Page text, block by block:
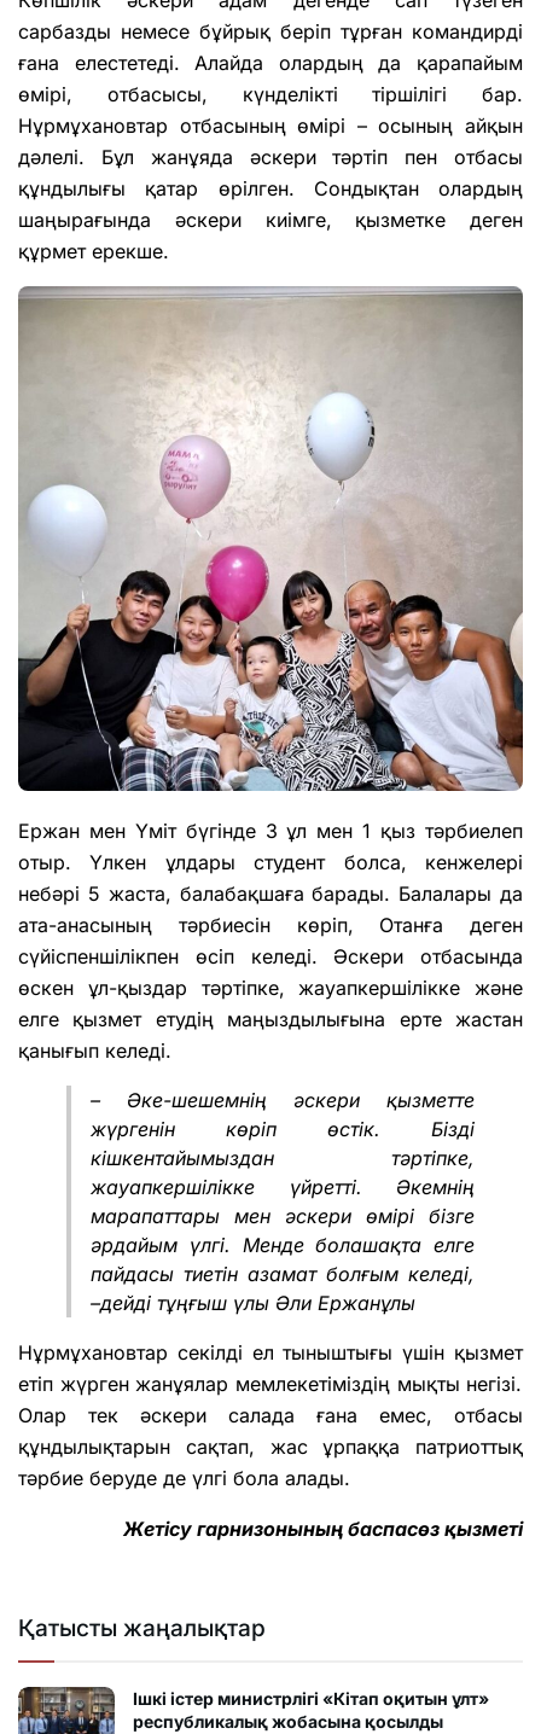
сарбазды немесе бұйрық беріп тұрған командирді
ғана елестетеді. Алайда олардың да қарапайым
өмірі, отбасысы, күнделікті тіршілігі бар.
Нұрмұхановтар отбасының өмірі – осының айқын
дәлелі. Бұл жанұяда әскери тәртіп пен отбасы
құндылығы қатар өрілген. Сондықтан олардың
шаңырағында әскери киімге, қызметке деген
құрмет ерекше.
Ержан мен Үміт бүгінде 3 ұл мен 1 қыз тәрбиелеп
отыр. Үлкен ұлдары студент болса, кенжелері
небәрі 5 жаста, балабақшаға барады. Балалары да
ата-анасының тәрбиесін көріп, Отанға деген
сүйіспеншілікпен өсіп келеді. Әскери отбасында
өскен ұл-қыздар тәртіпке, жауапкершілікке және
елге қызмет етудің маңыздылығына ерте жастан
қанығып келеді.
– Әке-шешемнің әскери қызметте
жүргенін көріп өстік. Бізді
кішкентайымыздан тәртіпке,
жауапкершілікке үйретті. Әкемнің
марапаттары мен әскери өмірі бізге
әрдайым үлгі. Менде болашақта елге
пайдасы тиетін азамат болғым келеді,
–дейді тұңғыш үлы Әли Ержанұлы
Нұрмұхановтар секілді ел тыныштығы үшін қызмет
етіп жүрген жанұялар мемлекетіміздің мықты негізі.
Олар тек әскери салада ғана емес, отбасы
құндылықтарын сақтап, жас ұрпаққа патриоттық
тәрбие беруде де үлгі бола алады.
Жетісу гарнизонының баспасөз қызметі
Қатысты жаңалықтар
Ішкі істер министрлігі «Кітап оқитын ұлт»
республикалық жобасына қосылды